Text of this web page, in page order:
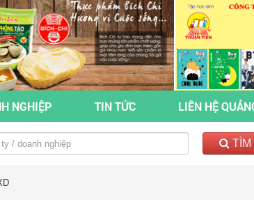
NGHIỆP TIN TỨC LIÊN HỆ
TÌM